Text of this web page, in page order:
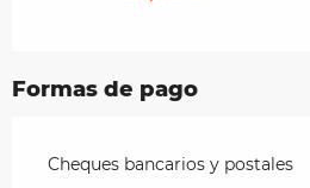
Formas de pago
Cheques bancarios y postales